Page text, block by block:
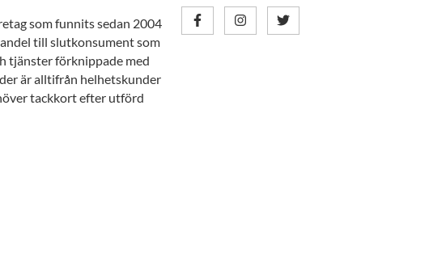
som funnits sedan 2004
till slutkonsument som
tjänster förknippade med
är alltifrån helhetskunder
tackkort efter utförd